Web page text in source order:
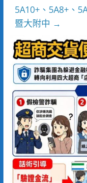
5A10+、5A8+、
暨大附中 →